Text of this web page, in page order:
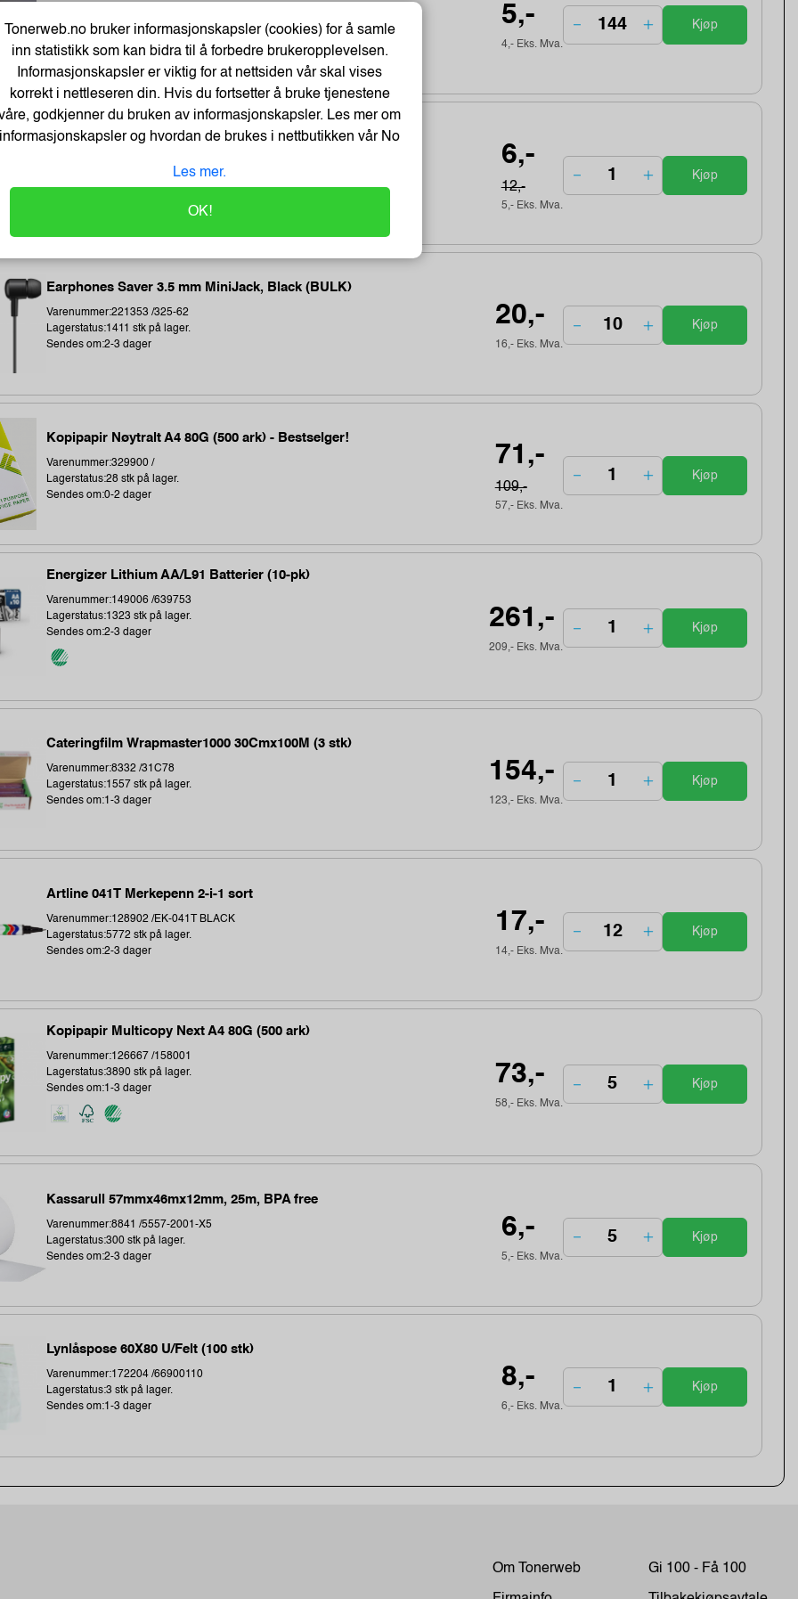
Lagerstatus:2568 stk på lager.
Sendes om:2-3 dager
5,-
4,- Eks. Mva.
Kjøp
BATH GEL 300 ml - LET`S CHANGE OUR LIFE
Lagerstatus:2559 stk på lager.
6,-
12,-
5,- Eks. Mva.
Kjøp
Earphones Saver 3.5 mm MiniJack, Black (BULK)
Varenummer:221353 /325-62
Lagerstatus:1411 stk på lager.
Sendes om:2-3 dager
20,-
16,- Eks. Mva.
Kjøp
Kopipapir Nøytralt A4 80G (500 ark) - Bestselger!
Varenummer:329900 /
Lagerstatus:28 stk på lager.
Sendes om:0-2 dager
71,-
109,-
57,- Eks. Mva.
Kjøp
Energizer Lithium AA/L91 Batterier (10-pk)
Varenummer:149006 /639753
Lagerstatus:1323 stk på lager.
Sendes om:2-3 dager
261,-
209,- Eks. Mva.
Kjøp
Cateringfilm Wrapmaster1000 30Cmx100M (3 stk)
Varenummer:8332 /31C78
Lagerstatus:1557 stk på lager.
Sendes om:1-3 dager
154,-
123,- Eks. Mva.
Kjøp
Artline 041T Merkepenn 2-i-1 sort
Varenummer:128902 /EK-041T BLACK
Lagerstatus:5772 stk på lager.
Sendes om:2-3 dager
17,-
14,- Eks. Mva.
Kjøp
Kopipapir Multicopy Next A4 80G (500 ark)
Varenummer:126667 /158001
Lagerstatus:3890 stk på lager.
Sendes om:1-3 dager
73,-
58,- Eks. Mva.
Kjøp
Kassarull 57mmx46mx12mm, 25m, BPA free
Varenummer:8841 /5557-2001-X5
Lagerstatus:300 stk på lager.
Sendes om:2-3 dager
6,-
5,- Eks. Mva.
Kjøp
Lynlåspose 60X80 U/Felt (100 stk)
Varenummer:172204 /66900110
Lagerstatus:3 stk på lager.
Sendes om:1-3 dager
8,-
6,- Eks. Mva.
Kjøp
Om Tonerweb Gi 100 - Få 100
Tonerweb.no bruker informasjonskapsler (cookies) for å samle
inn statistikk som kan bidra til å forbedre brukeropplevelsen.
Informasjonskapsler er viktig for at nettsiden vår skal vises
korrekt i nettleseren din. Hvis du fortsetter å bruke tjenestene
godkjenner du bruken av informasjonskapsler. Les mer om
informasjonskapsler og hvordan de brukes i nettbutikken vårNo
Les mer.
OK!